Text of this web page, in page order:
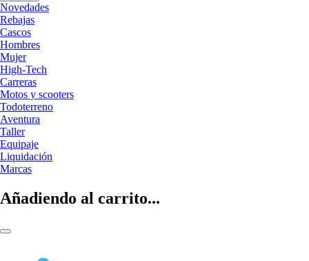
Novedades
Rebajas
Cascos
Hombres
Mujer
High-Tech
Carreras
Motos y scooters
Todoterreno
Aventura
Taller
Equipaje
Liquidación
Marcas
Añadiendo al carrito...